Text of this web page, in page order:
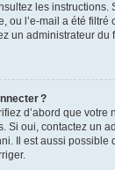
les instructions.
ou l’e-mail a été filtré
un administrateur du
?
d’abord que votre
Si oui, contactez un
Il est aussi possible